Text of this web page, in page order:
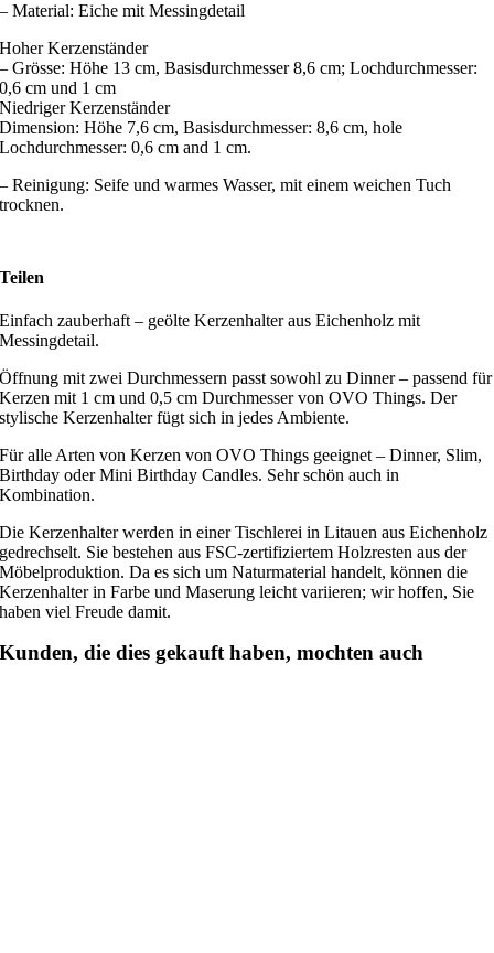
– Material: Eiche mit Messingdetail
Hoher Kerzenständer
– Grösse: Höhe 13 cm, Basisdurchmesser 8,6 cm; Lochdurchmesser:
0,6 cm und 1 cm
Niedriger Kerzenständer
Dimension: Höhe 7,6 cm, Basisdurchmesser: 8,6 cm, hole
Lochdurchmesser: 0,6 cm and 1 cm.
– Reinigung: Seife und warmes Wasser, mit einem weichen Tuch
trocknen.
Teilen
Einfach zauberhaft – geölte Kerzenhalter aus Eichenholz mit
Messingdetail.
Öffnung mit zwei Durchmessern passt sowohl zu Dinner – passend für
Kerzen mit 1 cm und 0,5 cm Durchmesser von OVO Things. Der
stylische Kerzenhalter fügt sich in jedes Ambiente.
Für alle Arten von Kerzen von OVO Things geeignet – Dinner, Slim,
Birthday oder Mini Birthday Candles. Sehr schön auch in
Kombination.
Die Kerzenhalter werden in einer Tischlerei in Litauen aus Eichenholz
gedrechselt. Sie bestehen aus FSC-zertifiziertem Holzresten aus der
Möbelproduktion. Da es sich um Naturmaterial handelt, können die
Kerzenhalter in Farbe und Maserung leicht variieren; wir hoffen, Sie
haben viel Freude damit.
Kunden, die dies gekauft haben, mochten auch